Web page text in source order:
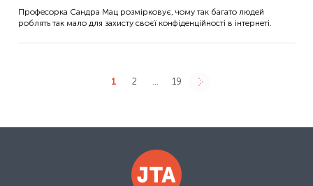
Професорка Сандра Мац розмірковує, чому так багато людей
роблять так мало для захисту своєї конфіденційності в інтернеті.
1 2 … 19